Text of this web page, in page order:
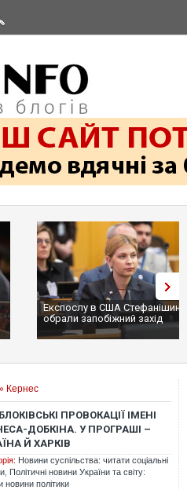
Експослу в США
обрали запобіжний захід
Кернес
ПРОВОКАЦІЇ ІМЕНІ
ДОБКІНА. У ПРОГРАШІ –
Й ХАРКІВ
Новини суспільства: читати соціальні
Політичні новини України та світу:
новини політики